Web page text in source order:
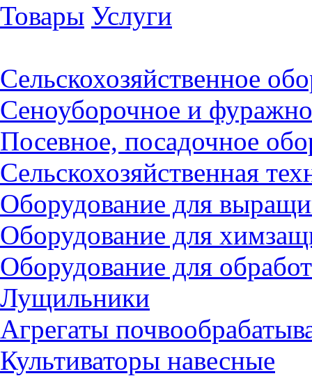
Товары Услуги
Сельскохозяйственное
Сеноуборочное и
Посевное, посадочное
Сельскохозяйственная
Оборудование для
Оборудование для
Оборудование для
Лущильники
Агрегаты
Культиваторы навесные